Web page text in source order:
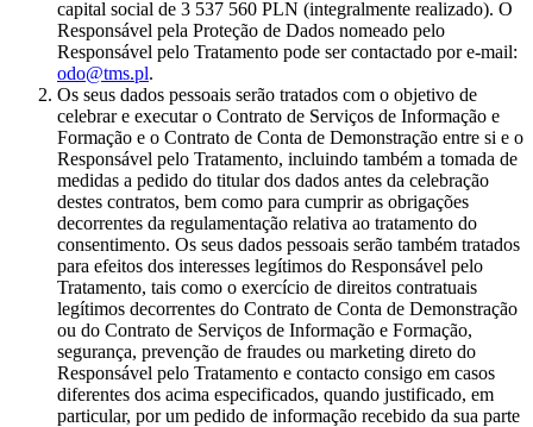
capital social de 3 537 560 PLN (integralmente realizado). O
Responsável pela Proteção de Dados nomeado pelo
Responsável pelo Tratamento pode ser contactado por e-mail:
odo@tms.pl.
Os seus dados pessoais serão tratados com o objetivo de
celebrar e executar o Contrato de Serviços de Informação e
Formação e o Contrato de Conta de Demonstração entre si e o
Responsável pelo Tratamento, incluindo também a tomada de
medidas a pedido do titular dos dados antes da celebração
destes contratos, bem como para cumprir as obrigações
decorrentes da regulamentação relativa ao tratamento do
consentimento. Os seus dados pessoais serão também tratados
para efeitos dos interesses legítimos do Responsável pelo
Tratamento, tais como o exercício de direitos contratuais
legítimos decorrentes do Contrato de Conta de Demonstração
ou do Contrato de Serviços de Informação e Formação,
segurança, prevenção de fraudes ou marketing direto do
Responsável pelo Tratamento e contacto consigo em casos
diferentes dos acima especificados, quando justificado, em
particular, por um pedido de informação recebido da sua parte